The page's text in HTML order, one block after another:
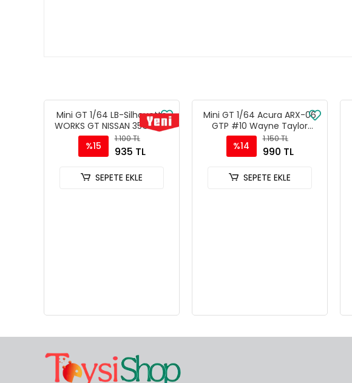
Mini GT 1/64 LB-Silhouette
WORKS GT NISSAN 35GT-RR
Ver.2 Blue - Blister Paket
MGT01124-BL
%15
1.100 TL
935 TL
SEPETE EKLE
Mini GT 1/64 Acura ARX-06
GTP #10 Wayne Taylor
Racing with Andretti 2024
IMSA Daytona 24 Hrs -
MGT01056
%14
1.150 TL
990 TL
SEPETE EKLE